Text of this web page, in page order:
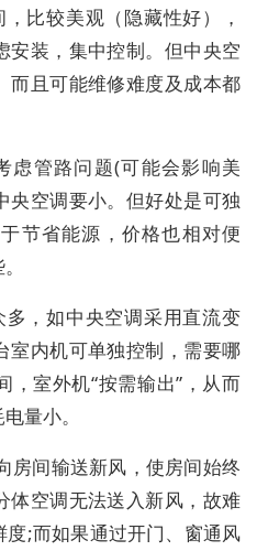
比较美观（隐藏性好），
安装，集中控制。但中央空
而且可能维修难度及成本都
虑管路问题(可能会影响美
央空调要小。但好处是可独
节省能源，价格也相对便
，如中央空调采用直流变
室内机可单独控制，需要哪
，室外机“按需输出”，从而
量小。
房间输送新风，使房间始终
体空调无法送入新风，故难
;而如果通过开门、窗通风